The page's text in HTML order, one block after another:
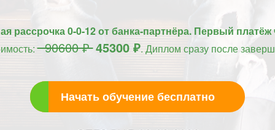
рассрочка 0-0-12 от банка-партнёра. Первый платёж
90600 ₽45300 ₽. Диплом сразу после
Начать обучение бесплатно